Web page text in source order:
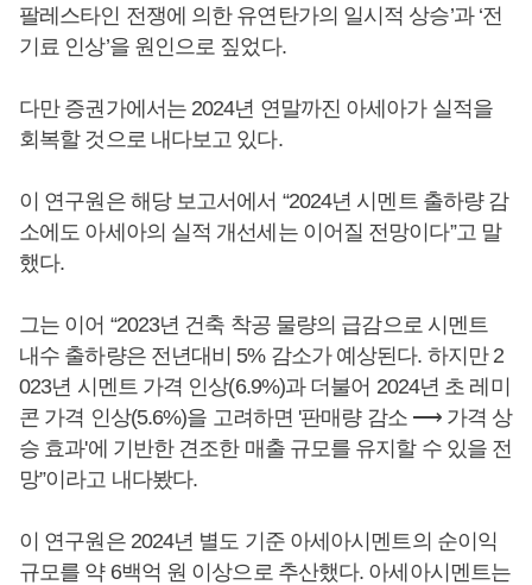
팔레스타인 전쟁에 의한 유연탄가의 일시적 상승’과 ‘전
기료 인상’을 원인으로 짚었다.
다만 증권가에서는 2024년 연말까진 아세아가 실적을
회복할 것으로 내다보고 있다.
이 연구원은 해당 보고서에서 “2024년 시멘트 출하량 감
소에도 아세아의 실적 개선세는 이어질 전망이다”고 말
했다.
그는 이어 “2023년 건축 착공 물량의 급감으로 시멘트
내수 출하량은 전년대비 5% 감소가 예상된다. 하지만 2
023년 시멘트 가격 인상(6.9%)과 더불어 2024년 초 레미
콘 가격 인상(5.6%)을 고려하면 '판매량 감소 ⟶ 가격 상
승 효과'에 기반한 견조한 매출 규모를 유지할 수 있을 전
망”이라고 내다봤다.
이 연구원은 2024년 별도 기준 아세아시멘트의 순이익
규모를 약 6백억 원 이상으로 추산했다. 아세아시멘트는